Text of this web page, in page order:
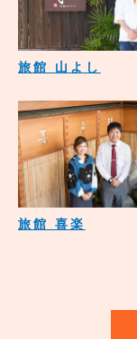
旅館 山よし
旅館 喜楽